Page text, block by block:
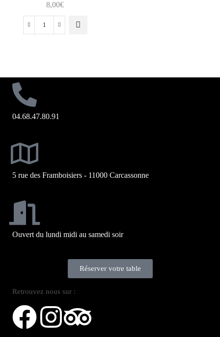
8,00€
04.68.47.80.91
5 rue des Framboisiers - 11000 Carcassonne
Ouvert du lundi midi au samedi soir
Réserver votre table
Retrouvez nous sur :